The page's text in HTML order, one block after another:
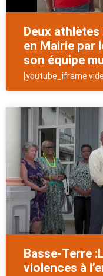
Deux
en Mairie par
son équipe
[youtube_iframe
Basse-Terre
violences à